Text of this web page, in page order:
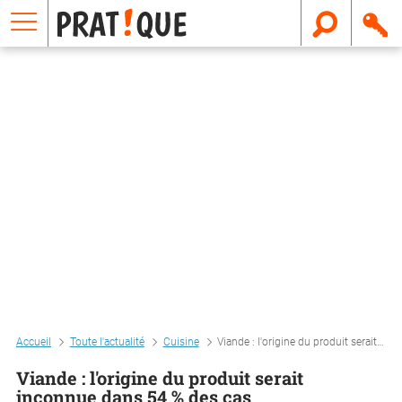
Accueil Toute l'actualité Cuisine Viande : l'origine du produit serait inconnue dans 54 % des cas
Viande : l'origine du produit serait
inconnue dans 54 % des cas
E
m
a